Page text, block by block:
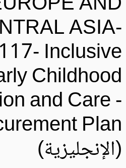
and Care